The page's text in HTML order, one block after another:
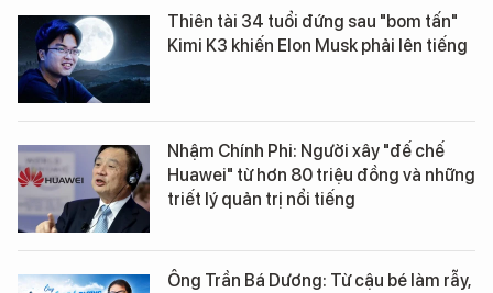
Thiên tài 34 tuổi đứng sau "bom tấn"
Kimi K3 khiến Elon Musk phải lên tiếng
Nhậm Chính Phi: Người xây "đế chế
Huawei" từ hơn 80 triệu đồng và những
triết lý quản trị nổi tiếng
Ông Trần Bá Dương: Từ cậu bé làm rẫy,